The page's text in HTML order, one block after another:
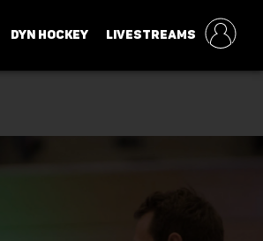
DYN HOCKEY LIVESTREAMS